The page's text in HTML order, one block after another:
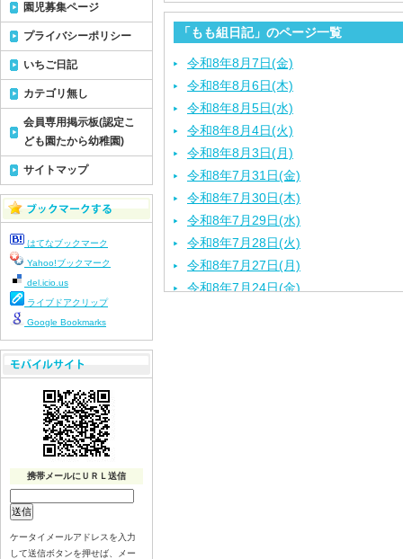
「もも組日記」のページ一覧
令和8年8月7日(金)
令和8年8月6日(木)
令和8年8月5日(水)
令和8年8月4日(火)
令和8年8月3日(月)
令和8年7月31日(金)
令和8年7月30日(木)
令和8年7月29日(水)
令和8年7月28日(火)
令和8年7月27日(月)
令和8年7月24日(金)
園児募集ページ
プライバシーポリシー
いちご日記
カテゴリ無し
会員専用掲示板(認定こ
ども園たから幼稚園)
サイトマップ
はてなブックマーク
Yahoo!ブックマーク
del.icio.us
ライブドアクリップ
Google Bookmarks
携帯メールにＵＲＬ送信
ケータイメールアドレスを入力
して送信ボタンを押せば、メー